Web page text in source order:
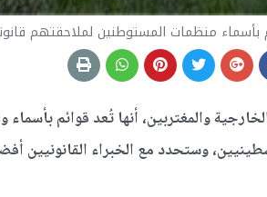
بأسماء منظمات المستوطنين لملاحقتهم
والمغتربين، أنها تُعد قوائم
وستحدد مع الخبراء القانونيين